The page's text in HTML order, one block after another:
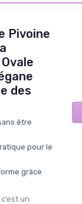
Pivoine
des
être
pour le
grâce
un